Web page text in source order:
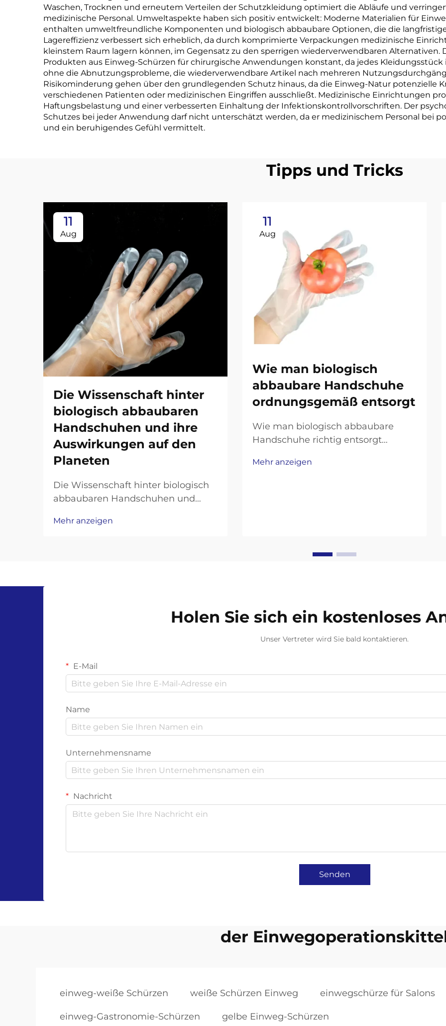
Waschen, Trocknen und erneutem Verteilen der Schutzkleidung optimiert die Abläufe und
medizinische Personal. Umweltaspekte haben sich positiv entwickelt: Moderne Materialien für
enthalten umweltfreundliche Komponenten und biologisch abbaubare Optionen, die die
Lagereffizienz verbessert sich erheblich, da durch komprimierte Verpackungen medizinische
kleinstem Raum lagern können, im Gegensatz zu den sperrigen wiederverwendbaren
Produkten aus Einweg-Schürzen für chirurgische Anwendungen konstant, da jedes
ohne die Abnutzungsprobleme, die wiederverwendbare Artikel nach mehreren
Risikominderung gehen über den grundlegenden Schutz hinaus, da die Einweg-Natur potenzielle
verschiedenen Patienten oder medizinischen Eingriffen ausschließt. Medizinische Einrichtungen
Haftungsbelastung und einer verbesserten Einhaltung der Infektionskontrollvorschriften. Der
Schutzes bei jeder Anwendung darf nicht unterschätzt werden, da er medizinischem Personal bei
und ein beruhigendes Gefühl vermittelt.
Tipps und Tricks
11
Aug
Die Wissenschaft hinter
biologisch abbaubaren
Handschuhen und ihre
Auswirkungen auf den
Planeten
Die Wissenschaft hinter biologisch
abbaubaren Handschuhen und
Planeten Biologisch abbaubare
Zersetzungsprozess ab. Unl...
Mehr anzeigen
11
Aug
Wie man biologisch
abbaubare Handschuhe
ordnungsgemäß entsorgt
Wie man biologisch abbaubare
Handschuhe richtig entsorgt
sind eine beliebte
Mehr anzeigen
Holen Sie sich ein kostenloses
Unser Vertreter wird Sie bald kontaktieren.
E-Mail
Name
Unternehmensname
Nachricht
Senden
der
einweg-weiße Schürzen weiße Schürzen Einweg einwegschürze für Salons
einweg-Gastronomie-Schürzen gelbe Einweg-Schürzen